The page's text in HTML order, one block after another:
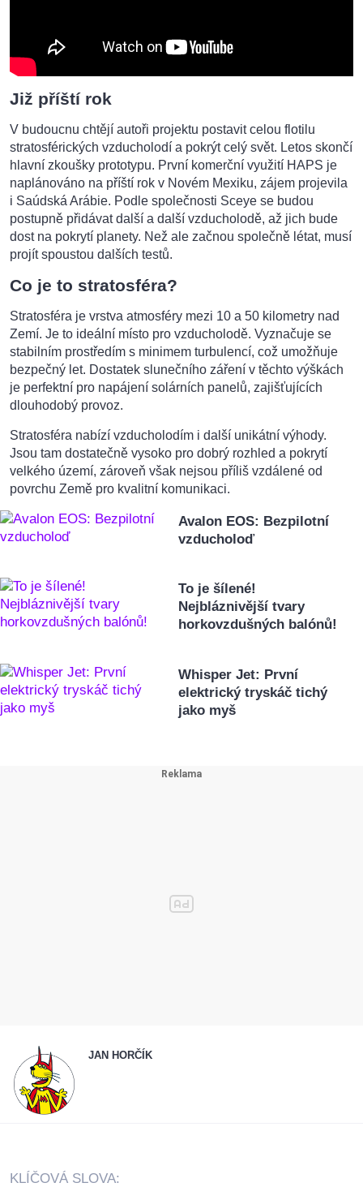
Již příští rok
V budoucnu chtějí autoři projektu postavit celou flotilu
stratosférických vzducholodí a pokrýt celý svět. Letos skončí
hlavní zkoušky prototypu. První komerční využití HAPS je
naplánováno na příští rok v Novém Mexiku, zájem projevila
i Saúdská Arábie. Podle společnosti Sceye se budou
postupně přidávat další a další vzducholodě, až jich bude
dost na pokrytí planety. Než ale začnou společně létat, musí
projít spoustou dalších testů.
Co je to stratosféra?
Stratosféra je vrstva atmosféry mezi 10 a 50 kilometry nad
Zemí. Je to ideální místo pro vzducholodě. Vyznačuje se
stabilním prostředím s minimem turbulencí, což umožňuje
bezpečný let. Dostatek slunečního záření v těchto výškách
je perfektní pro napájení solárních panelů, zajišťujících
dlouhodobý provoz.
Stratosféra nabízí vzducholodím i další unikátní výhody.
Jsou tam dostatečně vysoko pro dobrý rozhled a pokrytí
velkého území, zároveň však nejsou příliš vzdálené od
povrchu Země pro kvalitní komunikaci.
Avalon EOS: Bezpilotní
vzducholoď
To je šílené!
Nejbláznivější tvary
horkovzdušných balónů!
Whisper Jet: První
elektrický tryskáč tichý
jako myš
JAN HORČÍK
KLÍČOVÁ SLOVA: